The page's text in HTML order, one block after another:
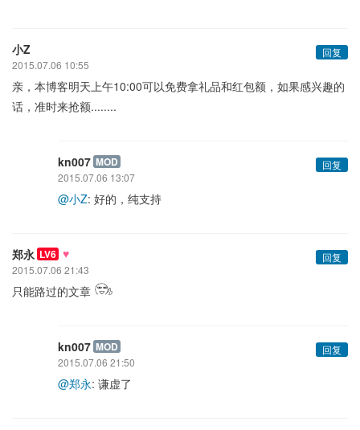
小Z
回复
2015.07.06 10:55
亲，本博客明天上午10:00可以免费拿礼品和红包额，如果感兴趣的
话，准时来抢额........
kn007 MOD
回复
2015.07.06 13:07
@小Z: 好的，纯支持
郑永 LV6 ♥
回复
2015.07.06 21:43
只能路过的文章
kn007 MOD
回复
2015.07.06 21:50
@郑永: 谦虚了